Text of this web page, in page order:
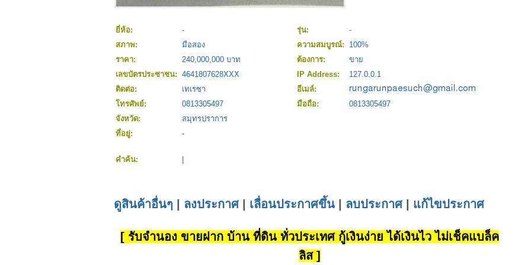
ยี่ห้อ: - รุ่น:
-
สภาพ:
มือสอง ความสมบูรณ์:
100%
ราคา:
240,000,000 บาท ต้องการ:
ขาย
เลขบัตรประชาชน: 4641807628XXX IP Address:
127.0.0.1
ติดต่อ:
เทเรซา
อีเมล์:
โทรศัพย์:
0813305497 มือถือ:
0813305497
จังหวัด:
สมุทรปราการ
ที่อยู่:
-
คำค้น:
ดูสินค้าอื่นๆ ลงประกาศ| เลื่อนประกาศขึ้น ลบประกาศ| แก้ไขประกาศ
[ รับจำนอง ขายฝาก บ้าน ที่ดิน ทั่วประเทศ กู้เงินง่าย ได้เงินไว ไม่เช็คแบล็ค
ลิส ]